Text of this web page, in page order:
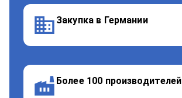
Закупка в Германии
Более 100 производителей